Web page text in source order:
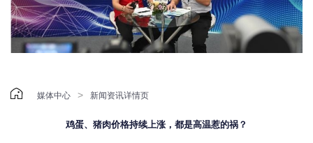
 媒体中心 > 新闻资讯详情页
鸡蛋、猪肉价格持续上涨，都是高温惹的祸？